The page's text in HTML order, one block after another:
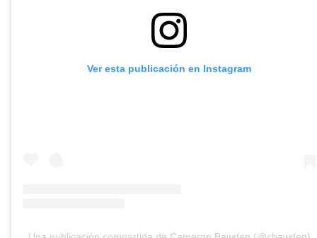
Ver esta publicación en Instagram